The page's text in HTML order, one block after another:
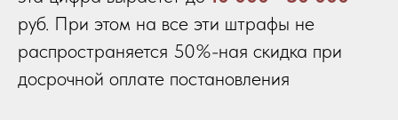
руб. При этом на все эти штрафы не
распространяется 50%-ная скидка при
досрочной оплате постановления